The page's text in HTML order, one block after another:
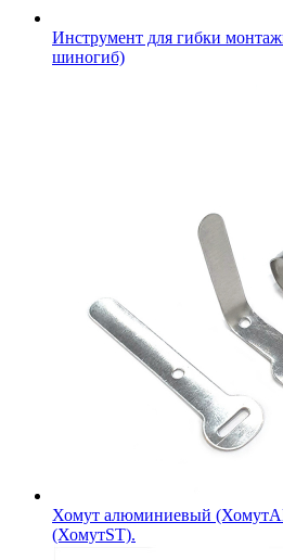
Инструмент для гибки
шиногиб)
Хомут алюминиевый
(ХомутST).